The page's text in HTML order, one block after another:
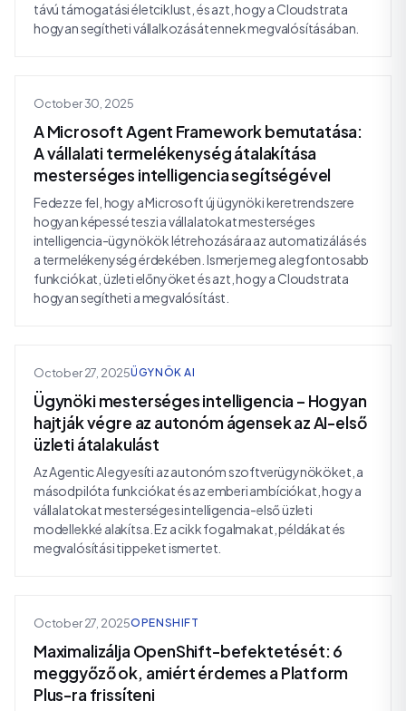
távú támogatási életciklust, és azt, hogy a Cloudstrata
hogyan segítheti vállalkozását ennek megvalósításában.
October 30, 2025
A Microsoft Agent Framework bemutatása:
A vállalati termelékenység átalakítása
mesterséges intelligencia segítségével
Fedezze fel, hogy a Microsoft új ügynöki keretrendszere
hogyan képessé teszi a vállalatokat mesterséges
intelligencia-ügynökök létrehozására az automatizálás és
a termelékenység érdekében. Ismerje meg a legfontosabb
funkciókat, üzleti előnyöket és azt, hogy a Cloudstrata
hogyan segítheti a megvalósítást.
October 27, 2025ÜGYNÖK AI
Ügynöki mesterséges intelligencia – Hogyan
hajtják végre az autonóm ágensek az AI-első
üzleti átalakulást
Az Agentic AI egyesíti az autonóm szoftverügynököket, a
másodpilóta funkciókat és az emberi ambíciókat, hogy a
vállalatokat mesterséges intelligencia-első üzleti
modellekké alakítsa. Ez a cikk fogalmakat, példákat és
megvalósítási tippeket ismertet.
October 27, 2025OPENSHIFT
Maximalizálja OpenShift-befektetését: 6
meggyőző ok, amiért érdemes a Platform
Plus-ra frissíteni